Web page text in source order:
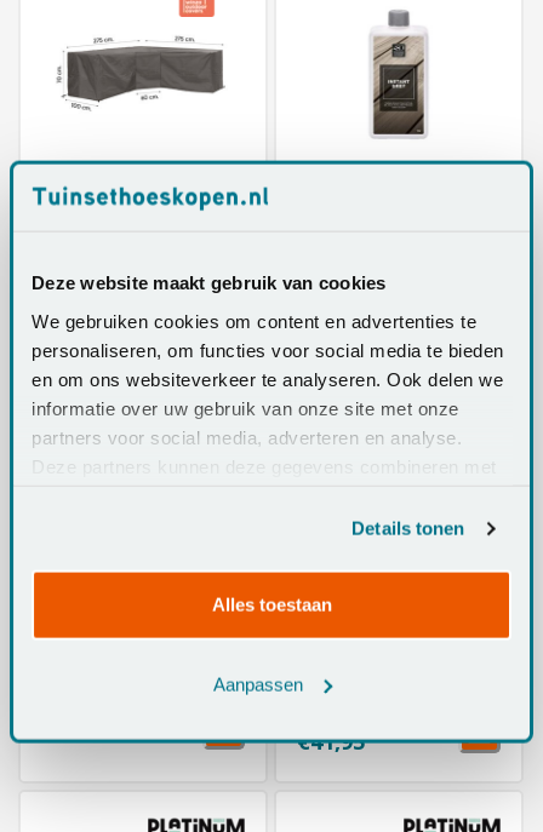
Deze website maakt gebruik van cookies
We gebruiken cookies om content en advertenties te
personaliseren, om functies voor social media te bieden
en om ons websiteverkeer te analyseren. Ook delen we
informatie over uw gebruik van onze site met onze
partners voor social media, adverteren en analyse.
Deze partners kunnen deze gegevens combineren met
hebben verzameld op basis van uw gebruik van hun
Details tonen
Alles toestaan
Aanpassen
275x275x100x70 - XL
€78,95
€37,95
loungesethoes L-
Kussentas 150x80x60
cm. - voor
€41,95